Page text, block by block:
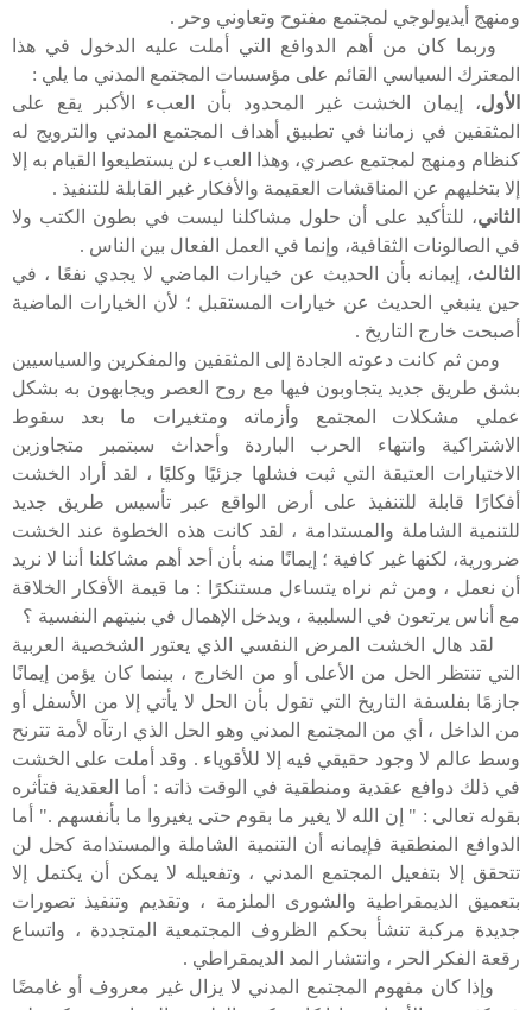
ومنهج أيديولوجي لمجتمع مفتوح وتعاوني وحر .
وربما كان من أهم الدوافع التي أملت عليه الدخول في هذا
المعترك السياسي القائم على مؤسسات المجتمع المدني ما يلي :
الأول، إيمان الخشت غير المحدود بأن العبء الأكبر يقع على
المثقفين في زماننا في تطبيق أهداف المجتمع المدني والترويج له
كنظام ومنهج لمجتمع عصري، وهذا العبء لن يستطيعوا القيام به إلا
إلا بتخليهم عن المناقشات العقيمة والأفكار غير القابلة للتنفيذ .
الثاني، للتأكيد على أن حلول مشاكلنا ليست في بطون الكتب ولا
في الصالونات الثقافية، وإنما في العمل الفعال بين الناس .
الثالث، إيمانه بأن الحديث عن خيارات الماضي لا يجدي نفعًا ، في
حين ينبغي الحديث عن خيارات المستقبل ؛ لأن الخيارات الماضية
أصبحت خارج التاريخ .
ومن ثم كانت دعوته الجادة إلى المثقفين والمفكرين والسياسيين
بشق طريق جديد يتجاوبون فيها مع روح العصر ويجابهون به بشكل
عملي مشكلات المجتمع وأزماته ومتغيرات ما بعد سقوط
الاشتراكية وانتهاء الحرب الباردة وأحداث سبتمبر متجاوزين
الاختيارات العتيقة التي ثبت فشلها جزئيًا وكليًا ، لقد أراد الخشت
أفكارًا قابلة للتنفيذ على أرض الواقع عبر تأسيس طريق جديد
للتنمية الشاملة والمستدامة ، لقد كانت هذه الخطوة عند الخشت
ضرورية، لكنها غير كافية ؛ إيمانًا منه بأن أحد أهم مشاكلنا أننا لا نريد
أن نعمل ، ومن ثم نراه يتساءل مستنكرًا : ما قيمة الأفكار الخلاقة
مع أناس يرتعون في السلبية ، ويدخل الإهمال في بنيتهم النفسية ؟
لقد هال الخشت المرض النفسي الذي يعتور الشخصية العربية
التي تنتظر الحل من الأعلى أو من الخارج ، بينما كان يؤمن إيمانًا
جازمًا بفلسفة التاريخ التي تقول بأن الحل لا يأتي إلا من الأسفل أو
من الداخل ، أي من المجتمع المدني وهو الحل الذي ارتآه لأمة تترنح
وسط عالم لا وجود حقيقي فيه إلا للأقوياء . وقد أملت على الخشت
في ذلك دوافع عقدية ومنطقية في الوقت ذاته : أما العقدية فتأثره
بقوله تعالى : " إن الله لا يغير ما بقوم حتى يغيروا ما بأنفسهم ." أما
الدوافع المنطقية فإيمانه أن التنمية الشاملة والمستدامة كحل لن
تتحقق إلا بتفعيل المجتمع المدني ، وتفعيله لا يمكن أن يكتمل إلا
بتعميق الديمقراطية والشورى الملزمة ، وتقديم وتنفيذ تصورات
جديدة مركبة تنشأ بحكم الظروف المجتمعية المتجددة ، واتساع
رقعة الفكر الحر ، وانتشار المد الديمقراطي .
وإذا كان مفهوم المجتمع المدني لا يزال غير معروف أو غامضًا